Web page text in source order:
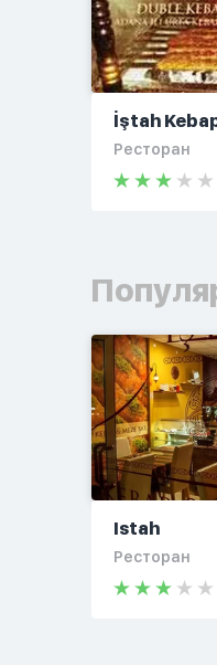
İştah
Ресторан
Istah
Ресторан